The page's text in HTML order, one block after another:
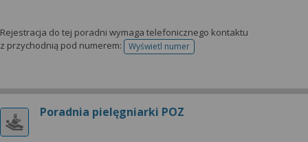
Rejestracja do tej poradni wymaga telefonicznego kontaktu
z przychodnią pod numerem:
Wyświetl numertelefonu do rejestracji
Poradnia pielęgniarki POZ